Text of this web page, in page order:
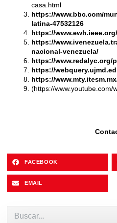
casa.html
https://www.bbc.com/
latina-47532126
https://
https://
nacional-venezuela/
https://www.redalyc.org/
https://
https://
(https://www.youtube.com/
FACEBOOK
EMAIL